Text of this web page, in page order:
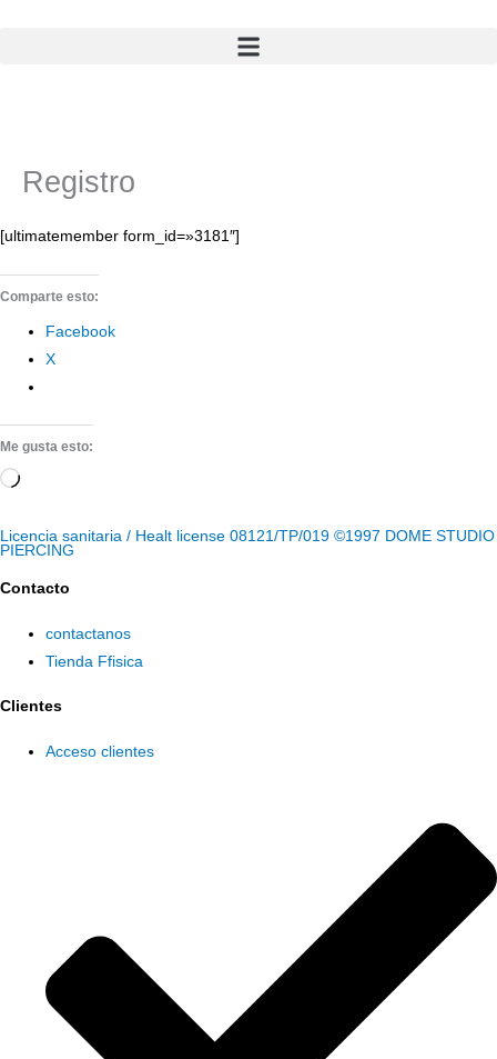
Registro
[ultimatemember form_id=»3181″]
Comparte esto:
Facebook
X
Me gusta esto:
Cargando...
Licencia sanitaria / Healt license 08121/TP/019 ©1997 DOME STUDIO
PIERCING
Contacto
contactanos
Tienda Ffisica
Clientes
Acceso clientes